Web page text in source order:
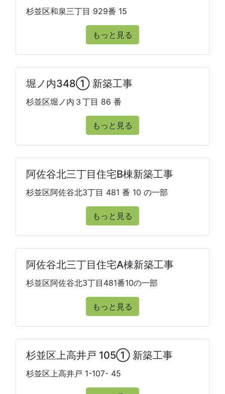
杉並区和泉三丁目 929番 15
もっと見る
堀ノ内348① 新築工事
杉並区堀ノ内３丁目 86 番
もっと見る
阿佐谷北三丁目住宅B棟新築工事
杉並区阿佐谷北3丁目 481 番 10 の一部
もっと見る
阿佐谷北三丁目住宅A棟新築工事
杉並区阿佐谷北3丁目481番10の一部
もっと見る
杉並区上高井戸 105① 新築工事
杉並区上高井戸 1-107- 45